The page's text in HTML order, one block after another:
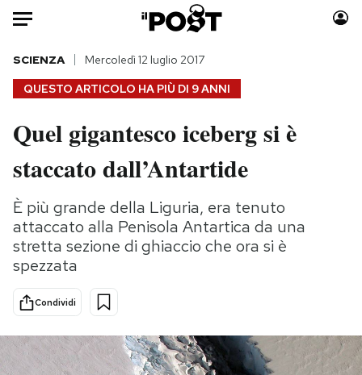
Auto
HOME
Italia
Politica
Tecnologia
Internet
Scienza
Cultura
Economia
Moda
Consumismi
Storie/Idee
Ok Boomer!
Media
QUESTO ARTICOLO HA PIÙ DI 9 ANNI
SCIENZA Mercoledì 12 luglio 2017
Quel gigantesco iceberg si è
staccato dall’Antartide
È più grande della Liguria, era tenuto
attaccato alla Penisola Antartica da una
stretta sezione di ghiaccio che ora si è
spezzata
Condividi